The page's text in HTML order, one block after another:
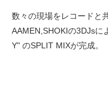
数々の現場をレコードと
AAMEN,SHOKIの3DJsに
Y" のSPLIT MIXが完成。